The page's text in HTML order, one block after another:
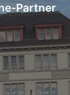
Partner